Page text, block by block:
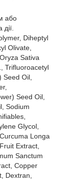
або
Diheptyl
Olivate,
Sativa
Trifluoroacetyl
Oil,
Seed Oil,
Sodium
Glycol,
Longa
Extract,
Sanctum
Copper
Dextran,